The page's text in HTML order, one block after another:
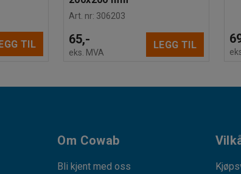
TIL
Art. nr: 306203
65,-
eks. MVA
LEGG TIL
Om Cowab
Bli kjent med oss